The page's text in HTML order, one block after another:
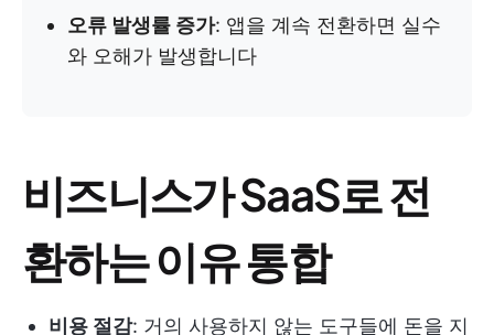
오류 발생률 증가: 앱을 계속 전환하면 실수
와 오해가 발생합니다
비즈니스가 SaaS로 전
환하는 이유 통합
비용 절감: 거의 사용하지 않는 도구들에 돈을 지